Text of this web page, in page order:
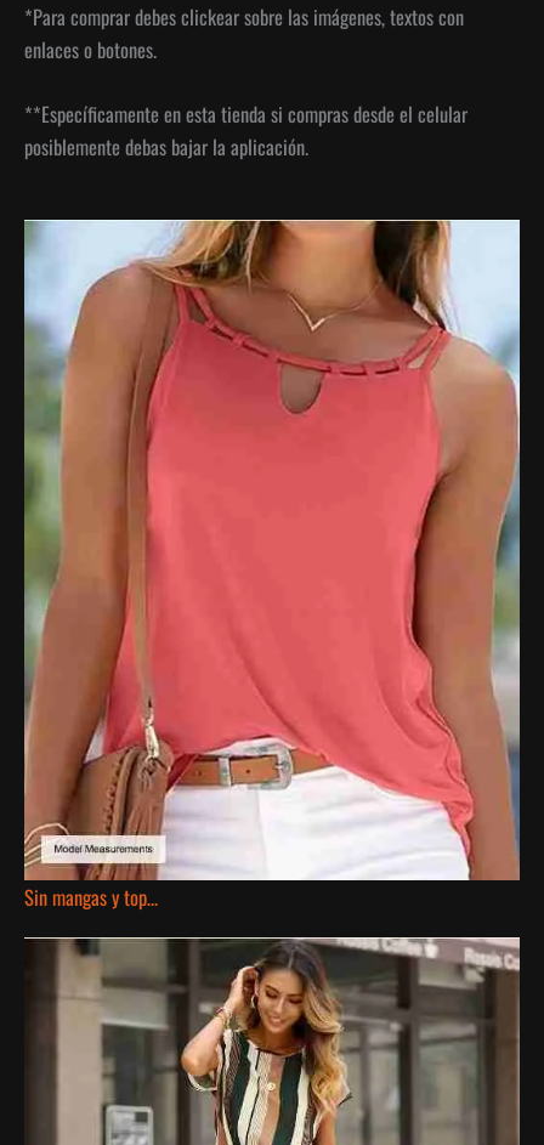
*Para comprar debes clickear sobre las imágenes, textos con
enlaces o botones.
**Específicamente en esta tienda si compras desde el celular
posiblemente debas bajar la aplicación.
Sin mangas y top…